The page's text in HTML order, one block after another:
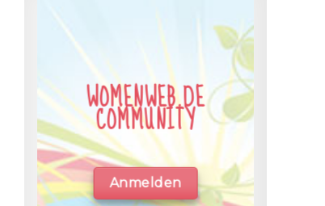
WOMENWEB.DE
COMMUNITY
Anmelden